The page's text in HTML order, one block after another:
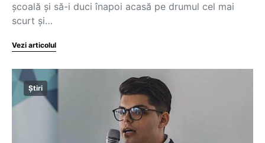
școală și să-i duci înapoi acasă pe drumul cel mai
scurt și…
Vezi articolul
Știri